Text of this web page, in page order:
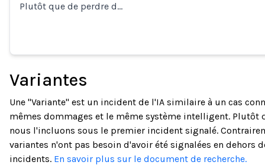
Plutôt que de perdre d…
Variantes
Une "Variante" est un incident de l'IA similaire à un cas
mêmes dommages et le même système intelligent. Plutôt
nous l'incluons sous le premier incident signalé.
variantes n'ont pas besoin d'avoir été signalées en dehors
incidents. En savoir plus sur le document de recherche.